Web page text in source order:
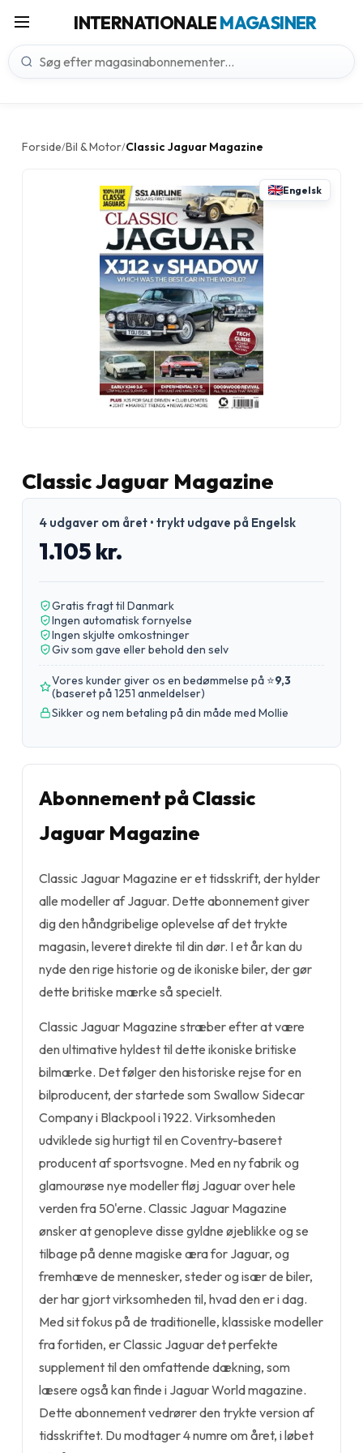
INTERNATIONALEMAGASINER
Forside/Bil & Motor/Classic Jaguar Magazine
Engelsk
Classic Jaguar Magazine
4 udgaver om året • trykt udgave på Engelsk
1.105 kr.
Gratis fragt til Danmark
Ingen automatisk fornyelse
Ingen skjulte omkostninger
Giv som gave eller behold den selv
Vores kunder giver os en bedømmelse på ⭐9,3
(baseret på 1251 anmeldelser)
Sikker og nem betaling på din måde med Mollie
Abonnement på Classic
Jaguar Magazine
Classic Jaguar Magazine er et tidsskrift, der hylder
alle modeller af Jaguar. Dette abonnement giver
dig den håndgribelige oplevelse af det trykte
magasin, leveret direkte til din dør. I et år kan du
nyde den rige historie og de ikoniske biler, der gør
dette britiske mærke så specielt.
Classic Jaguar Magazine stræber efter at være
den ultimative hyldest til dette ikoniske britiske
bilmærke. Det følger den historiske rejse for en
bilproducent, der startede som Swallow Sidecar
Company i Blackpool i 1922. Virksomheden
udviklede sig hurtigt til en Coventry-baseret
producent af sportsvogne. Med en ny fabrik og
glamourøse nye modeller fløj Jaguar over hele
verden fra 50'erne. Classic Jaguar Magazine
ønsker at genopleve disse gyldne øjeblikke og se
tilbage på denne magiske æra for Jaguar, og
fremhæve de mennesker, steder og især de biler,
der har gjort virksomheden til, hvad den er i dag.
Med sit fokus på de traditionelle, klassiske modeller
fra fortiden, er Classic Jaguar det perfekte
supplement til den omfattende dækning, som
læsere også kan finde i Jaguar World magazine.
Dette abonnement vedrører den trykte version af
tidsskriftet. Du modtager 4 numre om året, i løbet